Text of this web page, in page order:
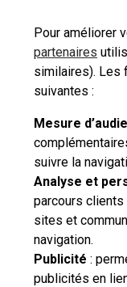
Pour améliorer
partenaires
similaires). Les
suivantes :
Mesure
suivre la
Analyse et
parcours
sites et
navigation.
Publicité :
publicités en
courrier/colis
Besoin
Vous n'avez
vous